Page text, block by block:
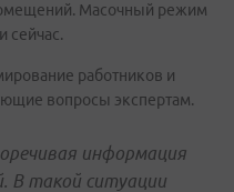
Масочный режим
сейчас.
работников и
вопросы экспертам.
информация
В такой ситуации